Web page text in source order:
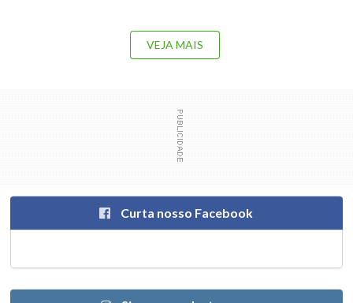
VEJA MAIS
Curta nosso Facebook